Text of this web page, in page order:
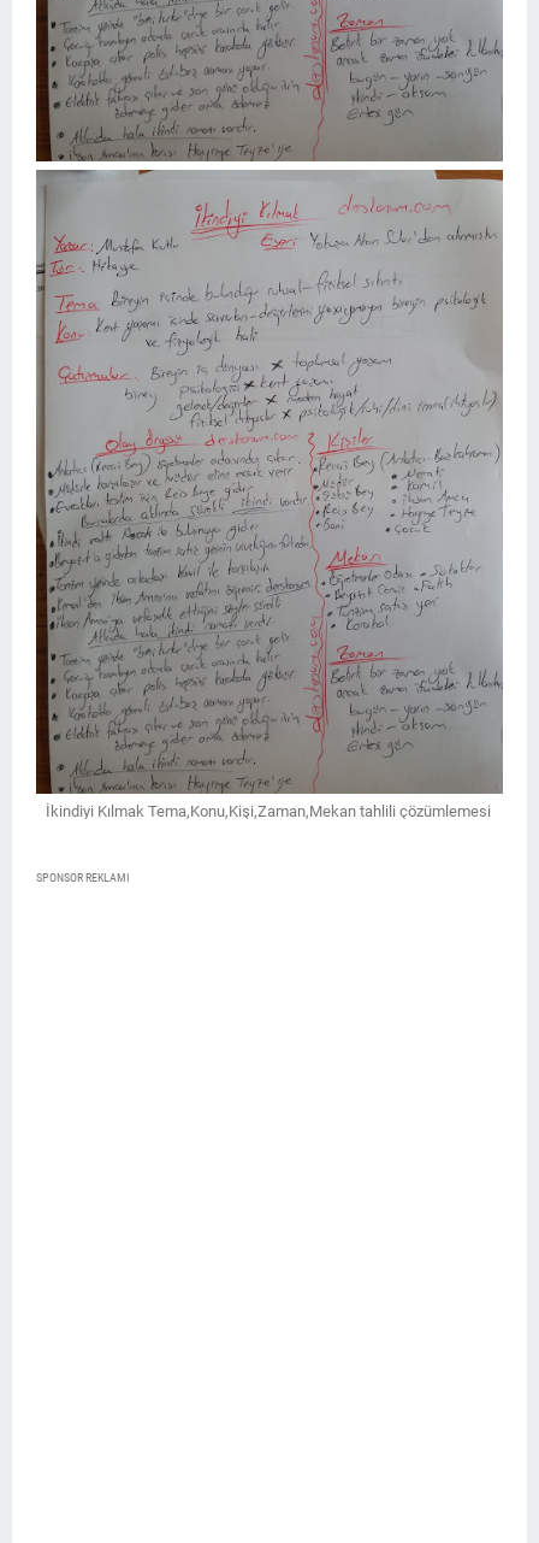
İkindiyi Kılmak Tema,Konu,Kişi,Zaman,Mekan tahlili çözümlemesi
SPONSOR REKLAMI